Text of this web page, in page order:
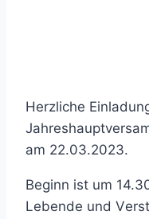
Herzliche E
Jahreshaupt
am 22.03.2023.
Beginn ist um
Lebende und Vers